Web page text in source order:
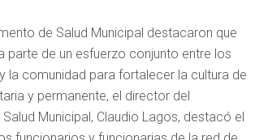
de Salud Municipal destacaron que
parte de un esfuerzo conjunto entre los
la comunidad para fortalecer la cultura de
y permanente, el director del
Municipal, Claudio Lagos, destacó el